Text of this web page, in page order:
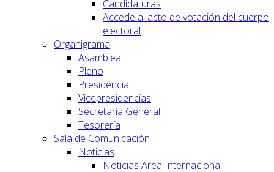
Candidaturas
Accede al acto de votación del cuerpo
electoral
Organigrama
Asamblea
Pleno
Presidencia
Vicepresidencias
Secretaría General
Tesorería
Sala de Comunicación
Noticias
Noticias Area Internacional